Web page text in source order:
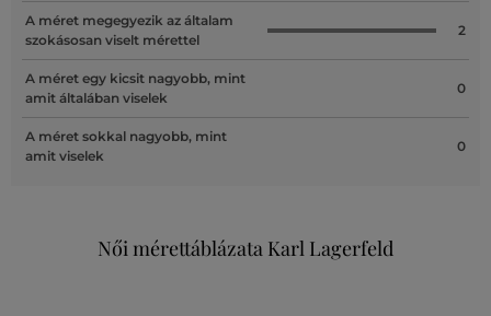
A méret megegyezik az általam
szokásosan viselt mérettel
2
A méret egy kicsit nagyobb, mint
amit általában viselek
0
A méret sokkal nagyobb, mint
amit viselek
0
Női mérettáblázata Karl Lagerfeld